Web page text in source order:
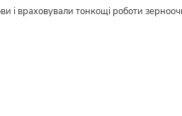
і враховували тонкощі роботи